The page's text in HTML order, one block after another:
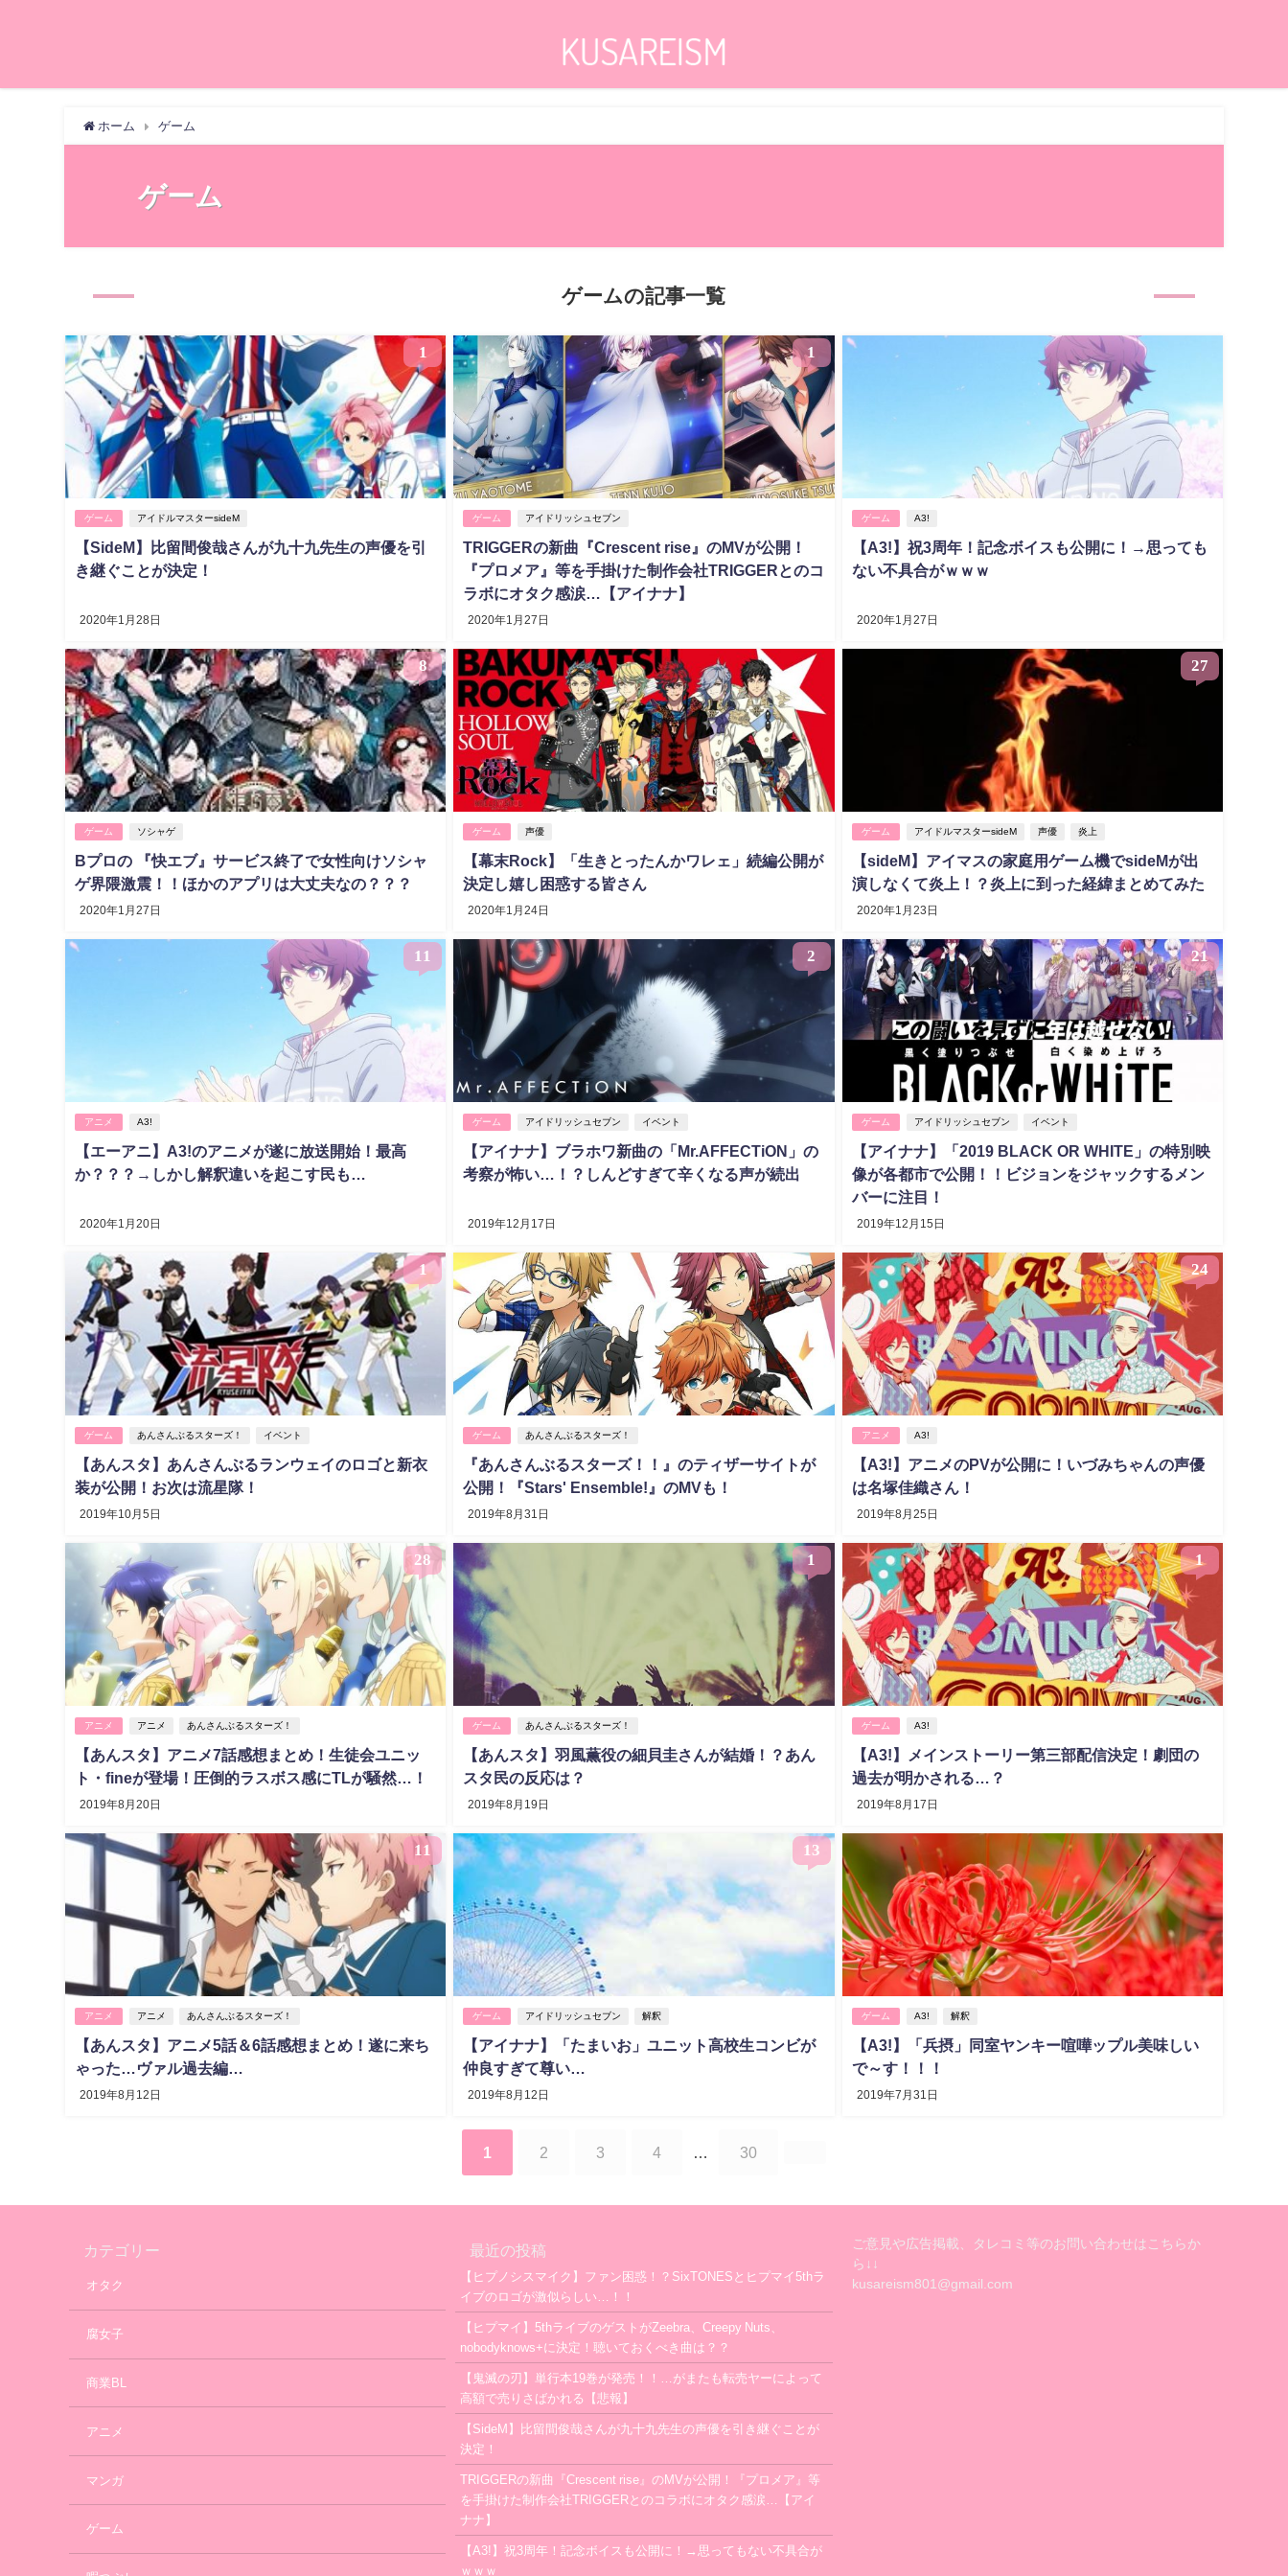
ホーム ゲーム
ゲーム
ゲームの記事一覧
1
ゲーム アイドルマスターsideM
【SideM】比留間俊哉さんが九十九先生の声優を引
き継ぐことが決定！
2020年1月28日
1
ゲーム アイドリッシュセブン
TRIGGERの新曲『Crescent rise』のMVが公開！
『プロメア』等を手掛けた制作会社TRIGGERとのコ
ラボにオタク感涙…【アイナナ】
2020年1月27日
ゲーム A3!
【A3!】祝3周年！記念ボイスも公開に！→思っても
ない不具合がｗｗｗ
2020年1月27日
8
ゲーム ソシャゲ
Bプロの 『快エブ』サービス終了で女性向けソシャ
ゲ界隈激震！！ほかのアプリは大丈夫なの？？？
2020年1月27日
ゲーム 声優
【幕末Rock】「生きとったんかワレェ」続編公開が
決定し嬉し困惑する皆さん
2020年1月24日
27
ゲーム アイドルマスターsideM 声優 炎上
【sideM】アイマスの家庭用ゲーム機でsideMが出
演しなくて炎上！？炎上に到った経緯まとめてみた
2020年1月23日
11
アニメ A3!
【エーアニ】A3!のアニメが遂に放送開始！最高
か？？？→しかし解釈違いを起こす民も…
2020年1月20日
2
ゲーム アイドリッシュセブン イベント
【アイナナ】ブラホワ新曲の「Mr.AFFECTiON」の
考察が怖い…！？しんどすぎて辛くなる声が続出
2019年12月17日
21
ゲーム アイドリッシュセブン イベント
【アイナナ】「2019 BLACK OR WHITE」の特別映
像が各都市で公開！！ビジョンをジャックするメン
バーに注目！
2019年12月15日
1
ゲーム あんさんぶるスターズ！ イベント
【あんスタ】あんさんぶるランウェイのロゴと新衣
装が公開！お次は流星隊！
2019年10月5日
ゲーム あんさんぶるスターズ！
『あんさんぶるスターズ！！』のティザーサイトが
公開！『Stars' Ensemble!』のMVも！
2019年8月31日
24
アニメ A3!
【A3!】アニメのPVが公開に！いづみちゃんの声優
は名塚佳織さん！
2019年8月25日
28
アニメ アニメ あんさんぶるスターズ！
【あんスタ】アニメ7話感想まとめ！生徒会ユニッ
ト・fineが登場！圧倒的ラスボス感にTLが騒然…！
2019年8月20日
1
ゲーム あんさんぶるスターズ！
【あんスタ】羽風薫役の細貝圭さんが結婚！？あん
スタ民の反応は？
2019年8月19日
1
ゲーム A3!
【A3!】メインストーリー第三部配信決定！劇団の
過去が明かされる…？
2019年8月17日
11
アニメ アニメ あんさんぶるスターズ！
【あんスタ】アニメ5話＆6話感想まとめ！遂に来ち
ゃった…ヴァル過去編…
2019年8月12日
13
ゲーム アイドリッシュセブン 解釈
【アイナナ】「たまいお」ユニット高校生コンビが
仲良すぎて尊い…
2019年8月12日
ゲーム A3! 解釈
【A3!】「兵摂」同室ヤンキー喧嘩ップル美味しい
で～す！！！
2019年7月31日
1 2 3 4 30
カテゴリー
オタク
腐女子
商業BL
アニメ
マンガ
ゲーム
最近の投稿
【ヒプノシスマイク】ファン困惑！？SixTONESとヒプマイ5thラ
イブのロゴが激似らしい…！！
【ヒプマイ】5thライブのゲストがZeebra、Creepy Nuts、
nobodyknows+に決定！聴いておくべき曲は？？
【鬼滅の刃】単行本19巻が発売！！…がまたも転売ヤーによって
高額で売りさばかれる【悲報】
【SideM】比留間俊哉さんが九十九先生の声優を引き継ぐことが
決定！
TRIGGERの新曲『Crescent rise』のMVが公開！『プロメア』等
を手掛けた制作会社TRIGGERとのコラボにオタク感涙…【アイ
ナナ】
【A3!】祝3周年！記念ボイスも公開に！→思ってもない不具合が
ｗｗｗ
ご意見や広告掲載、タレコミ等のお問い合わせはこちらか
ら↓↓
kusareism801@gmail.com